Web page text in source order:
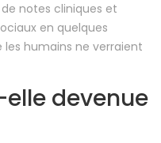
notes cliniques et
en quelques
les humains ne verraient
elle devenue